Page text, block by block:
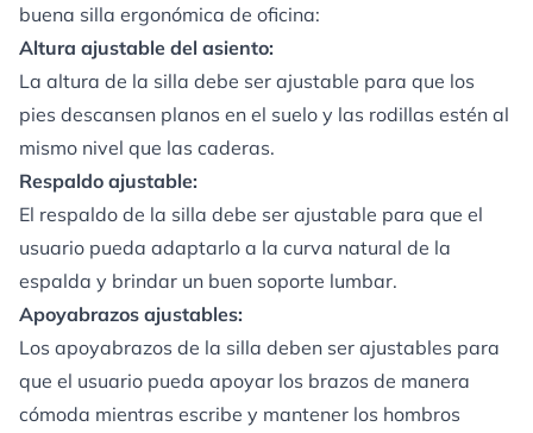
buena silla ergonómica de oficina:
Altura ajustable del asiento:
La altura de la silla debe ser ajustable para que los
pies descansen planos en el suelo y las rodillas estén al
mismo nivel que las caderas.
Respaldo ajustable:
El respaldo de la silla debe ser ajustable para que el
usuario pueda adaptarlo a la curva natural de la
espalda y brindar un buen soporte lumbar.
Apoyabrazos ajustables:
Los apoyabrazos de la silla deben ser ajustables para
que el usuario pueda apoyar los brazos de manera
cómoda mientras escribe y mantener los hombros